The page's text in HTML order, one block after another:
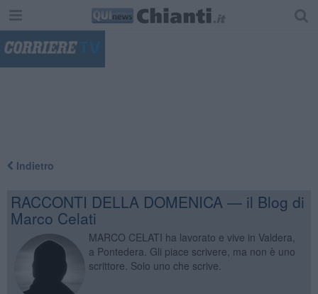
Indietro
RACCONTI DELLA DOMENICA — il Blog di
Marco Celati
MARCO CELATI ha lavorato e vive in Valdera,
a Pontedera. Gli piace scrivere, ma non è uno
scrittore. Solo uno che scrive.